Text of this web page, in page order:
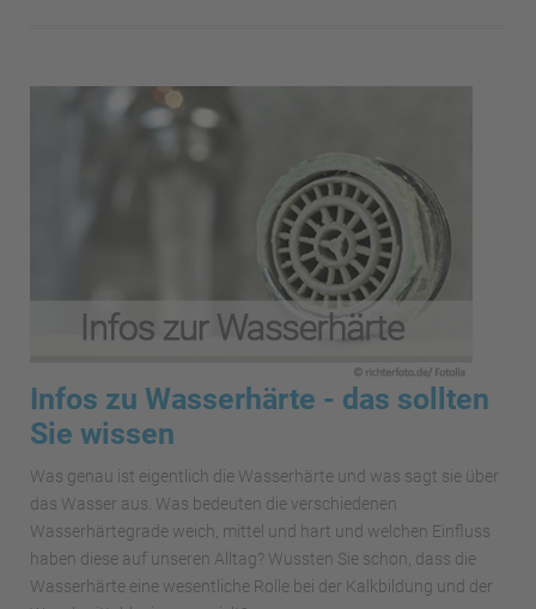
Infos zu Wasserhärte - das sollten
Sie wissen
Was genau ist eigentlich die Wasserhärte und was sagt sie über
das Wasser aus. Was bedeuten die verschiedenen
Wasserhärtegrade weich, mittel und hart und welchen Einfluss
haben diese auf unseren Alltag? Wussten Sie schon, dass die
Wasserhärte eine wesentliche Rolle bei der Kalkbildung und der